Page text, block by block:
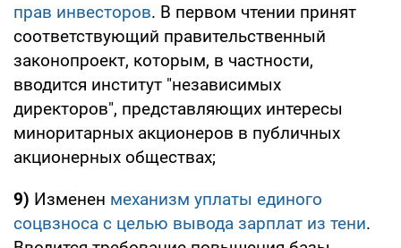
прав инвесторов. В первом чтении принят
соответствующий правительственный
законопроект, которым, в частности,
вводится институт "независимых
директоров", представляющих интересы
миноритарных акционеров в публичных
акционерных обществах;
9) Изменен механизм уплаты единого
соцвзноса с целью вывода зарплат из тени.